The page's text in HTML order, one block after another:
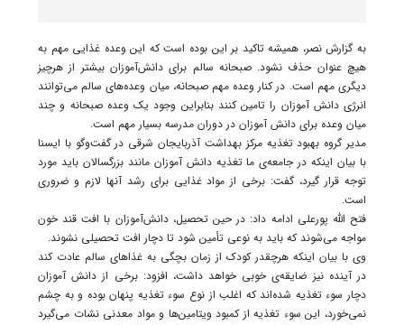
به گزارش نصر، همیشه تاکید بر این بوده است که این وعده غذایی مهم به
هیچ عنوان حذف نشود. صبحانه سالم برای دانش‌آموزان بیشتر از هرچیز
دیگری مهم است. در کنار وعده مهم صبحانه، میان وعده‌های سالم می‌توانند
انرژی دانش‌ آموزان را تامین کنند بنابراین وجود یک وعده صبحانه و چند
میان وعده برای دانش ‌آموزان در دوران مدرسه بسیار مهم است.
مدیر گروه بهبود تغذیه مرکز بهداشت آذربایجان ‌شرقی در گفت‌وگو با ایسنا
با بیان اینکه در جامعه‌ی ما تغذیه دانش آموزان مانند بزرگسالان باید مورد
توجه قرار گیرد، گفت: برخی از مواد غذایی برای رشد آنها لازم و ضروری
است.
فتح الله پورعلی ادامه داد: در حین تحصیل، دانش‌آموزان با افت قند خون
مواجه می‌شوند که باید به نوعی تأمین شود تا دچار افت تحصیلی نشوند.
وی با بیان اینکه هرچقدر کودک از زمان بچگی به غذاهای سالم عادت کند
در آینده نیز ضایقه‌ی خوبی خواهد داشت، افزود: برخی از دانش آموزان
دچار سوء تغذیه شده‌اند که اغلب از نوع سوء تغذیه پنهان بوده و به چشم
نمی‌خورد، این سوء تغذیه از کمبود ویتامین‌ها و مواد معدنی نشات می‌گیرد